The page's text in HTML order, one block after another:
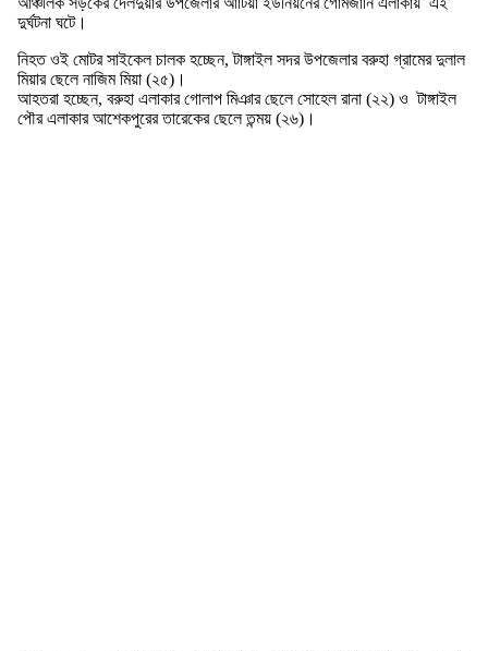
দুর্ঘটনা ঘটে।
নিহত ওই মোটর সাইকেল চালক হচ্ছেন, টাঙ্গাইল সদর উপজেলার বরুহা গ্রামের দুলাল
মিয়ার ছেলে নাজিম মিয়া (২৫)।
আহতরা হচ্ছেন, বরুহা এলাকার গোলাপ মিঞার ছেলে সোহেল রানা (২২) ও টাঙ্গাইল
পৌর এলাকার আশেকপুরের তারেকের ছেলে তন্ময় (২৬)।